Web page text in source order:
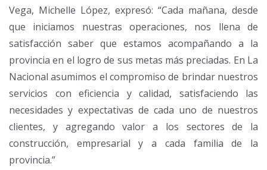
Vega, Michelle López, expresó: “Cada mañana, desde
que iniciamos nuestras operaciones, nos llena de
satisfacción saber que estamos acompañando a la
provincia en el logro de sus metas más preciadas. En La
Nacional asumimos el compromiso de brindar nuestros
servicios con eficiencia y calidad, satisfaciendo las
necesidades y expectativas de cada uno de nuestros
clientes, y agregando valor a los sectores de la
construcción, empresarial y a cada familia de la
provincia.”